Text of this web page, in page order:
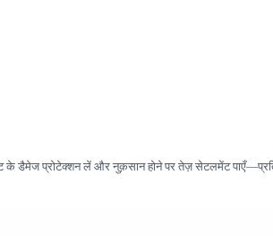
के डैमेज प्रोटेक्शन लें और नुक़सान होने पर तेज़ सेटलमेंट